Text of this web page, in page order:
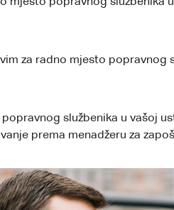
za radno mjesto popravnog
službenika u vašoj
prema menadžeru za